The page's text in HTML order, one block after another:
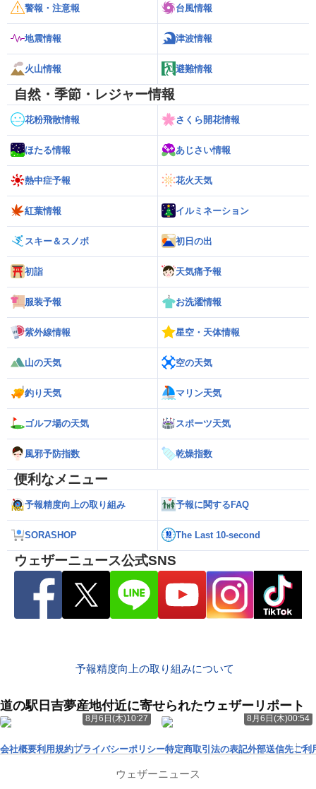
警報・注意報 台風情報
地震情報 津波情報
火山情報 避難情報
自然・季節・レジャー情報
花粉飛散情報 さくら開花情報
ほたる情報 あじさい情報
熱中症予報 花火天気
紅葉情報 イルミネーション
スキー＆スノボ 初日の出
初詣 天気痛予報
服装予報 お洗濯情報
紫外線情報 星空・天体情報
山の天気 空の天気
釣り天気 マリン天気
ゴルフ場の天気 スポーツ天気
風邪予防指数 乾燥指数
便利なメニュー
予報精度向上の取り組み 予報に関するFAQ
SORASHOP The Last 10-second
ウェザーニュース公式SNS
予報精度向上の取り組みについて
道の駅日吉夢産地付近に寄せられたウェザーリポート
8月6日(木)10:27 8月6日(木)00:54
会社概要利用規約プライバシーポリシー特定商取引法の表記外部送信先ご利
ウェザーニュース